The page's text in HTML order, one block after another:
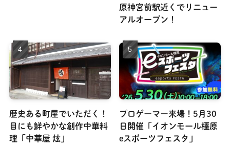
原神宮前駅近くでリニュー
アルオープン！
歴史ある町屋でいただく！
目にも鮮やかな創作中華料
理「中華屋 炫」
プロゲーマー来場！5月30
日開催「イオンモール橿原
eスポーツフェスタ」